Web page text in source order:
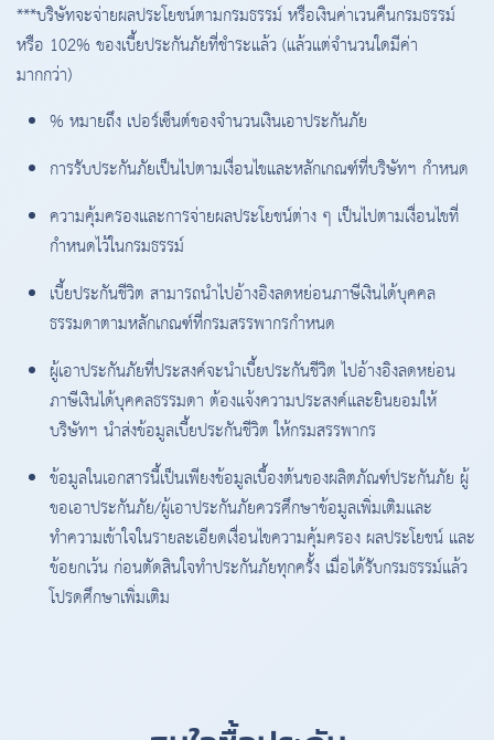
***บริษัทจะจ่ายผลประโยชน์ตามกรมธรรม์ หรือเงินค่าเวนคืนกรมธรรม์
หรือ 102% ของเบี้ยประกันภัยที่ชำระแล้ว (แล้วแต่จำนวนใดมีค่า
มากกว่า)
% หมายถึง เปอร์เซ็นต์ของจำนวนเงินเอาประกันภัย
การรับประกันภัยเป็นไปตามเงื่อนไขและหลักเกณฑ์ที่บริษัทฯ กำหนด
ความคุ้มครองและการจ่ายผลประโยชน์ต่าง ๆ เป็นไปตามเงื่อนไขที่
กำหนดไว้ในกรมธรรม์
เบี้ยประกันชีวิต สามารถนำไปอ้างอิงลดหย่อนภาษีเงินได้บุคคล
ธรรมดาตามหลักเกณฑ์ที่กรมสรรพากรกำหนด
ผู้เอาประกันภัยที่ประสงค์จะนำเบี้ยประกันชีวิต ไปอ้างอิงลดหย่อน
ภาษีเงินได้บุคคลธรรมดา ต้องแจ้งความประสงค์และยินยอมให้
บริษัทฯ นำส่งข้อมูลเบี้ยประกันชีวิต ให้กรมสรรพากร
ข้อมูลในเอกสารนี้เป็นเพียงข้อมูลเบื้องต้นของผลิตภัณฑ์ประกันภัย ผู้
ขอเอาประกันภัย/ผู้เอาประกันภัยควรศึกษาข้อมูลเพิ่มเติมและ
ทำความเข้าใจในรายละเอียดเงื่อนไขความคุ้มครอง ผลประโยชน์ และ
ข้อยกเว้น ก่อนตัดสินใจทำประกันภัยทุกครั้ง เมื่อได้รับกรมธรรม์แล้ว
โปรดศึกษาเพิ่มเติม